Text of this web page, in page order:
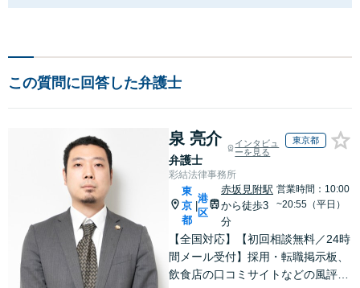
この質問に回答した弁護士
泉 亮介
弁護士
インタビュ
ーを見る
東京都
彩結法律事務所
東
京
都
港
区
赤坂見附駅
から徒歩3
分
営業時間：10:00
~20:55（平日）
【全国対応】【初回相談無料／24時
間メール受付】採用・転職掲示板、
飲食店の口コミサイトなどの風評被